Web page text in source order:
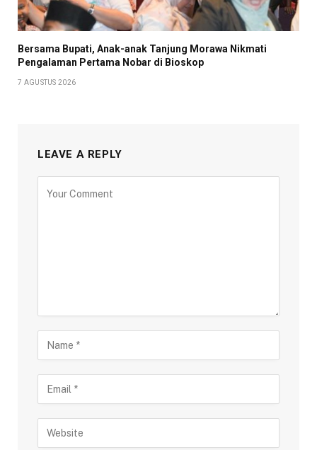
Bersama Bupati, Anak-anak Tanjung Morawa Nikmati
Pengalaman Pertama Nobar di Bioskop
7 AGUSTUS 2026
LEAVE A REPLY